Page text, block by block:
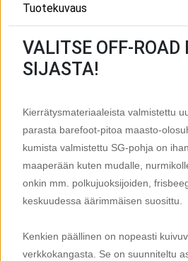
Tuotekuvaus
VALITSE OFF-ROAD
SIJASTA!
Kierrätysmateriaaleista valmistettu
parasta barefoot-pitoa maasto-
kumista valmistettu SG-pohja on
maaperään kuten mudalle,
onkin mm. polkujuoksijoiden,
keskuudessa äärimmäisen suosittu.
Kenkien päällinen on nopeasti
verkkokangasta. Se on suunniteltu